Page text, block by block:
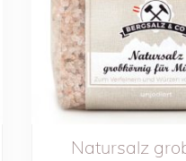
Natursalz